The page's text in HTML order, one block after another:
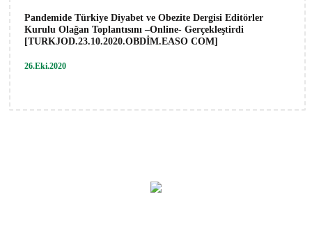
Pandemide Türkiye Diyabet ve Obezite Dergisi Editörler
Kurulu Olağan Toplantısını –Online- Gerçekleştirdi
[TURKJOD.23.10.2020.OBDİM.EASO COM]
26.Eki.2020